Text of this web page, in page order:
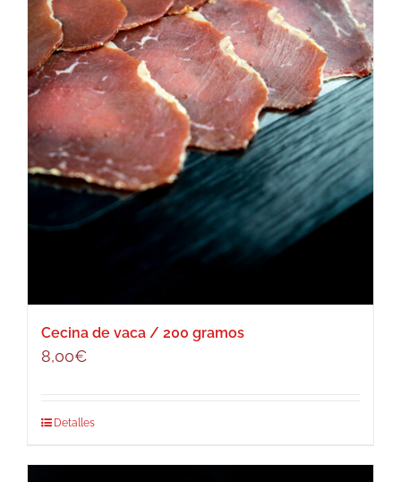
Cecina de vaca / 200 gramos
8,00€
Detalles